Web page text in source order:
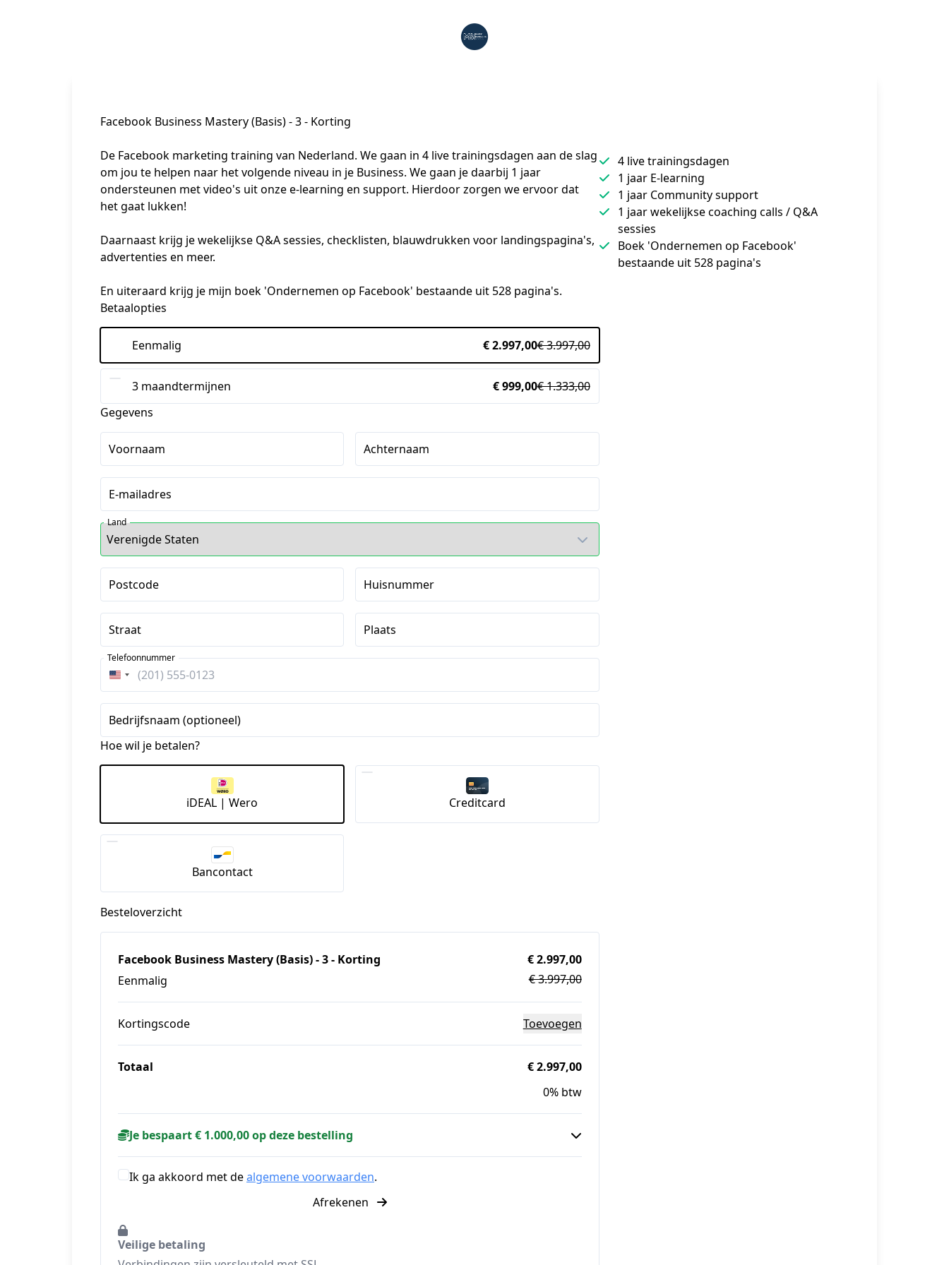
4 live trainingsdagen
1 jaar E-learning
1 jaar Community support
1 jaar wekelijkse coaching calls / Q&A
sessies
Boek 'Ondernemen op Facebook'
bestaande uit 528 pagina's
Facebook Business Mastery (Basis) - 3 - Korting
De Facebook marketing training van Nederland. We gaan in 4 live trainingsdagen aan de slag
om jou te helpen naar het volgende niveau in je Business. We gaan je daarbij 1 jaar
ondersteunen met video's uit onze e-learning en support. Hierdoor zorgen we ervoor dat
het gaat lukken!
Daarnaast krijg je wekelijkse Q&A sessies, checklisten, blauwdrukken voor landingspagina's,
advertenties en meer.
En uiteraard krijg je mijn boek 'Ondernemen op Facebook' bestaande uit 528 pagina's.
Betaalopties
Eenmalig € 2.997,00€ 3.997,00
3 maandtermijnen € 999,00€ 1.333,00
Gegevens
Voornaam Achternaam
E-mailadres
Land
Postcode Huisnummer
Straat Plaats
Verenigde
Staten
+1
Telefoonnummer
Bedrijfsnaam (optioneel)
Hoe wil je betalen?
iDEAL | Wero Creditcard
Bancontact
Besteloverzicht
Facebook Business Mastery (Basis) - 3 - Korting
Eenmalig
€ 2.997,00
€ 3.997,00
Kortingscode Toevoegen
Totaal
€ 2.997,00
0% btw
Je bespaart € 1.000,00 op deze bestelling
Ik ga akkoord met dealgemene voorwaarden.
Afrekenen
Veilige betaling